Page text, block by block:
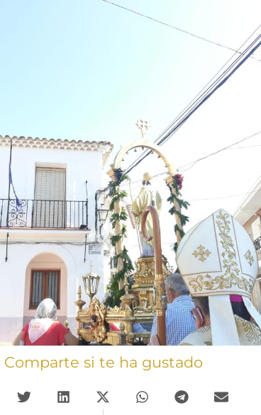
Comparte si te ha gustado